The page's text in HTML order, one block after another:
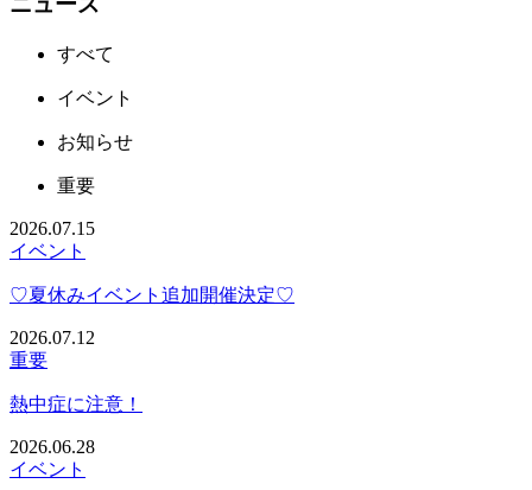
すべて
イベント
お知らせ
重要
2026.07.15
イベント
♡夏休みイベント追加開催決定♡
2026.07.12
重要
熱中症に注意！
2026.06.28
イベント